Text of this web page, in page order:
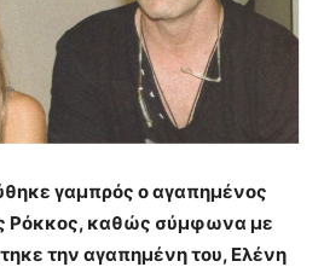
γαμπρός ο αγαπημένος
Ρόκκος, καθώς σύμφωνα με
την αγαπημένη του, Ελένη